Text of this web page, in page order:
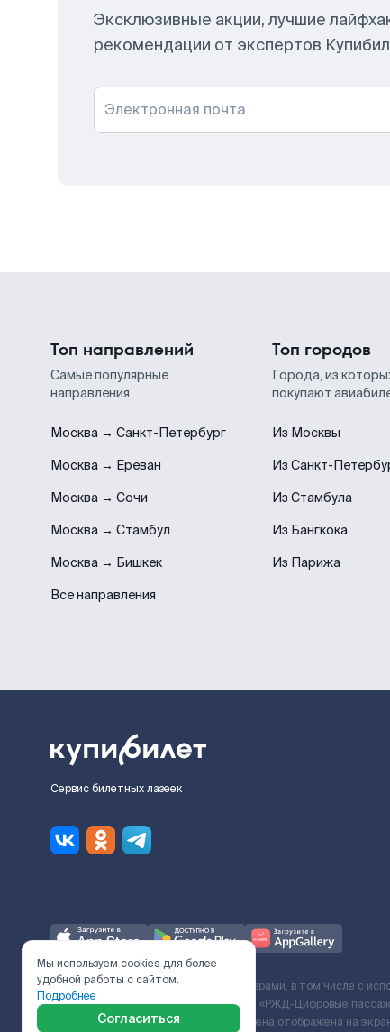
Эксклюзивные акции, лучшие
рекомендации от экспертов
Электронная почта
Топ направлений
Самые популярные
направления
Москва → Санкт-Петербург
Москва → Ереван
Москва → Сочи
Москва → Стамбул
Москва → Бишкек
Все направления
Топ городов
Города, из
покупают
Из Москвы
Из Санкт-
Из Стамбула
Из Бангкока
Из Парижа
Сервис билетных лазеек
Ж/Д билеты предоставляются партнёрами, в том числе с
с Поставщиком услуг и Договора ООО «РЖД-Цифровые
включает сервисный сбор. Итоговая цена отображена на
Мы используем cookies для более
удобной работы с сайтом.
Подробнее
Согласиться